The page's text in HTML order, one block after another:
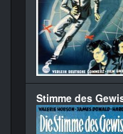
Stimme des